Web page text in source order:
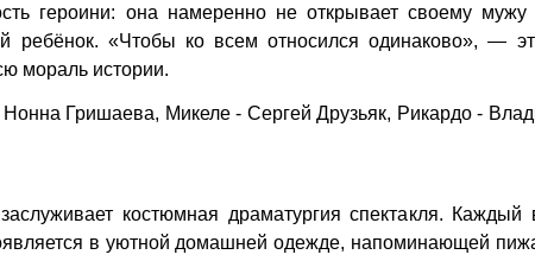
героини: она намеренно не открывает своему
ребёнок. «Чтобы ко всем относился одинаково», —
мораль истории.
Гришаева, Микеле - Сергей Друзьяк, Рикардо -
костюмная драматургия спектакля.
в уютной домашней одежде, напоминающей